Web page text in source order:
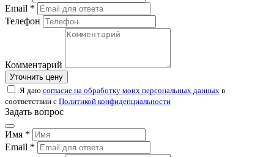
Email *
Телефон
Комментарий
Уточнить цену
Я даю согласие на обработку моих персональных данных в
соответствии с Политикой конфиденциальности
Задать вопрос
Имя *
Email *